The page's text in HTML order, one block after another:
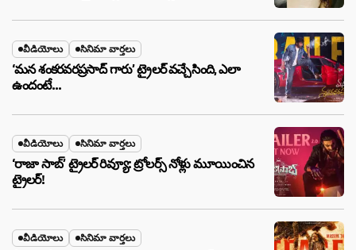
వీడియోలు సినిమా వార్తలు
‘మన శంకరవరప్రసాద్ గారు’ ట్రైలర్ వచ్చేసింది, ఎలా
ఉందంటే…
వీడియోలు సినిమా వార్తలు
‘రాజా సాబ్’ ట్రైలర్ రివ్యూ: ట్రోలర్స్ నోళ్లు మూయించిన
ట్రైలర్!
వీడియోలు సినిమా వార్తలు